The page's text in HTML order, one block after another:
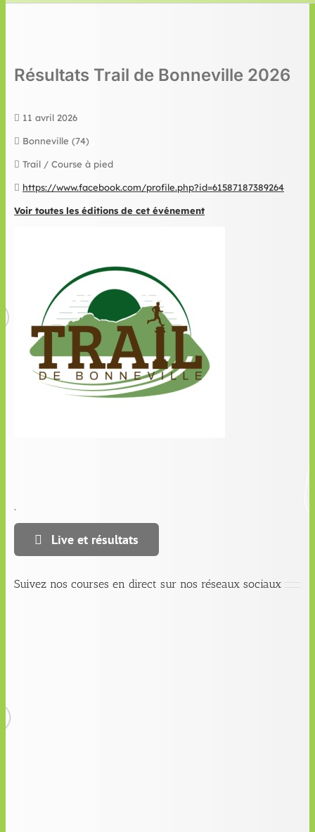
Résultats Trail de Bonneville 2026
11 avril 2026
Bonneville (74)
Trail / Course à pied
https://www.facebook.com/profile.php?id=61587187389264
Voir toutes les éditions de cet événement
.
Live et résultats
Suivez nos courses en direct sur nos réseaux sociaux